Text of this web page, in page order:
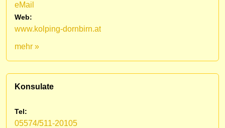
eMail
Web:
www.kolping-dornbirn.at
mehr »
Konsulate
Tel:
05574/511-20105